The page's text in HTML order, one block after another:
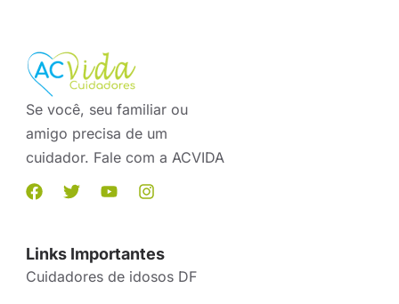
Se você, seu familiar ou
amigo precisa de um
cuidador. Fale com a ACVIDA
Links Importantes
Cuidadores de idosos DF